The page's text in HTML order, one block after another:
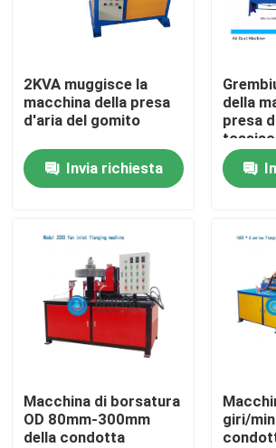
Giro della fabbrica
Controllo di qualità
Richieda una citazione
Macchina della saldatura continua
Macchina laterale della saldatura
2KVA muggisce la
macchina della presa
d'aria del gomito
Invia richiesta
della
presa
basso
Macchina di borsatura
OD 80mm-300mm
della condotta
giri/